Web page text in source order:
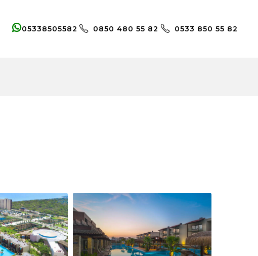
05338505582 0850 480 55 82 0533 850 55 82